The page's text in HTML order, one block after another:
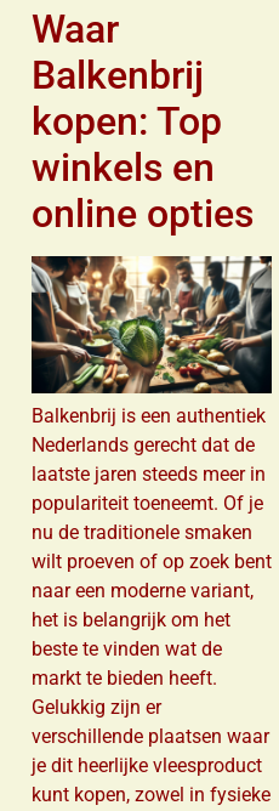
Waar
Balkenbrij
kopen: Top
winkels en
online opties
Balkenbrij is een authentiek
Nederlands gerecht dat de
laatste jaren steeds meer in
populariteit toeneemt. Of je
nu de traditionele smaken
wilt proeven of op zoek bent
naar een moderne variant,
het is belangrijk om het
beste te vinden wat de
markt te bieden heeft.
Gelukkig zijn er
verschillende plaatsen waar
je dit heerlijke vleesproduct
kunt kopen, zowel in fysieke